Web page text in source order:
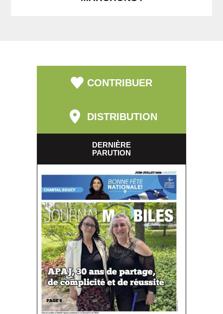
CONTRIBUER
DISTRIBUTION
DERNIÈRE
PARUTION